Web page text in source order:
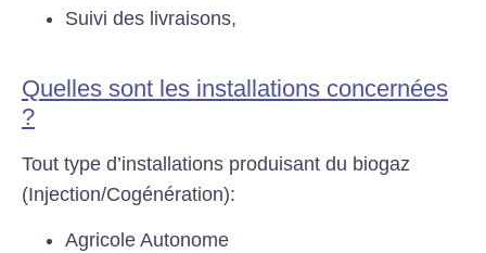
Suivi des livraisons,
Quelles sont les installations concernées
?
Tout type d’installations produisant du biogaz
(Injection/Cogénération):
Agricole Autonome